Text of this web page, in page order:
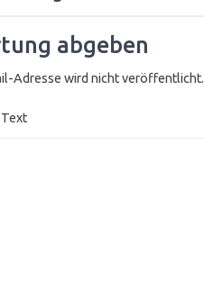
abgeben
Adresse wird nicht veröffentlicht.